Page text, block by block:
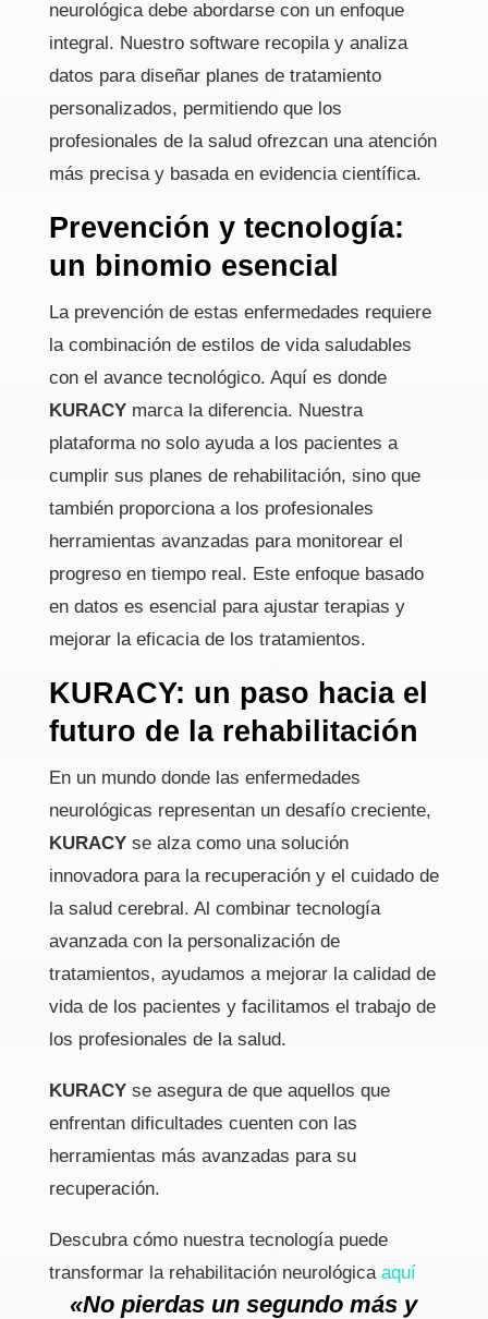
neurológica debe abordarse con un enfoque
integral. Nuestro software recopila y analiza
datos para diseñar planes de tratamiento
personalizados, permitiendo que los
profesionales de la salud ofrezcan una atención
más precisa y basada en evidencia científica.
Prevención y tecnología:
un binomio esencial
La prevención de estas enfermedades requiere
la combinación de estilos de vida saludables
con el avance tecnológico. Aquí es donde
KURACY marca la diferencia. Nuestra
plataforma no solo ayuda a los pacientes a
cumplir sus planes de rehabilitación, sino que
también proporciona a los profesionales
herramientas avanzadas para monitorear el
progreso en tiempo real. Este enfoque basado
en datos es esencial para ajustar terapias y
mejorar la eficacia de los tratamientos.
KURACY: un paso hacia el
futuro de la rehabilitación
En un mundo donde las enfermedades
neurológicas representan un desafío creciente,
KURACY se alza como una solución
innovadora para la recuperación y el cuidado de
la salud cerebral. Al combinar tecnología
avanzada con la personalización de
tratamientos, ayudamos a mejorar la calidad de
vida de los pacientes y facilitamos el trabajo de
los profesionales de la salud.
KURACY se asegura de que aquellos que
enfrentan dificultades cuenten con las
herramientas más avanzadas para su
recuperación.
Descubra cómo nuestra tecnología puede
transformar la rehabilitación neurológica aquí
«No pierdas un segundo más y